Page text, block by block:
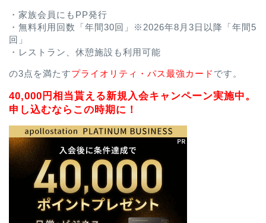
・家族会員にもPP発行
・無料利用回数「年間30回」※2026年8月3日以降「年間5
回」
・レストラン、休憩施設も利用可能
の3点を満たすプライオリティ・パス最強カード です。
40,000円相当貰える新規入会キャンペーン実施中。
申し込むならこの時期に！